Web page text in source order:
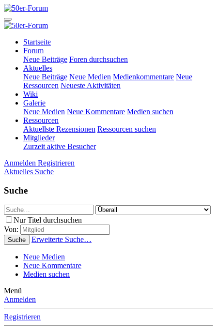
Startseite
Forum
Neue Beiträge Foren durchsuchen
Aktuelles
Neue Beiträge Neue Medien Medienkommentare Neue
Ressourcen Neueste Aktivitäten
Wiki
Galerie
Neue Medien Neue Kommentare Medien suchen
Ressourcen
Aktuellste Rezensionen Ressourcen suchen
Mitglieder
Zurzeit aktive Besucher
Anmelden Registrieren
Aktuelles Suche
Suche
Nur Titel durchsuchen
Von:
Suche Erweiterte Suche…
Neue Medien
Neue Kommentare
Medien suchen
Menü
Anmelden
Registrieren